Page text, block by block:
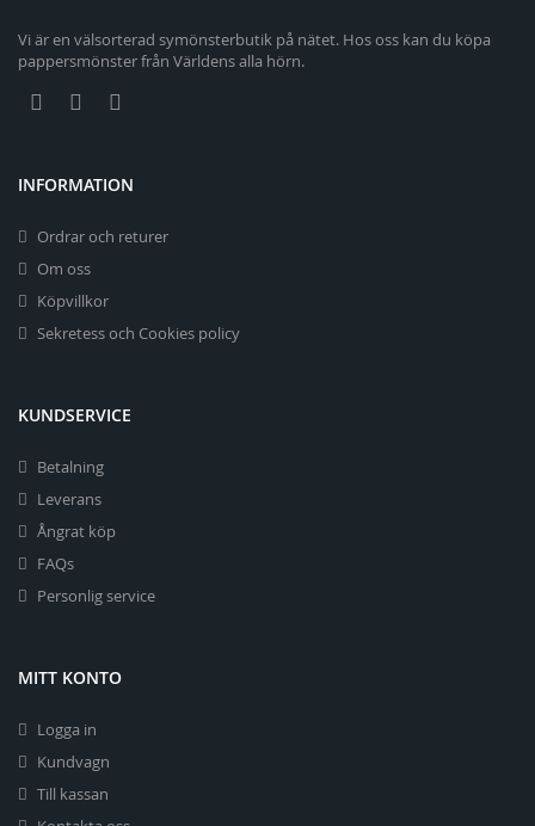
Vi är en välsorterad symönsterbutik på nätet. Hos oss kan du köpa
pappersmönster från Världens alla hörn.
INFORMATION
Ordrar och returer
Om oss
Köpvillkor
Sekretess och Cookies policy
KUNDSERVICE
Betalning
Leverans
Ångrat köp
FAQs
Personlig service
MITT KONTO
Logga in
Kundvagn
Till kassan